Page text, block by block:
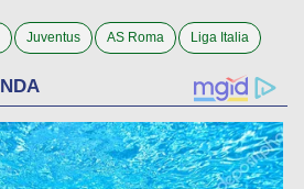
Juventus AS Roma Liga Italia